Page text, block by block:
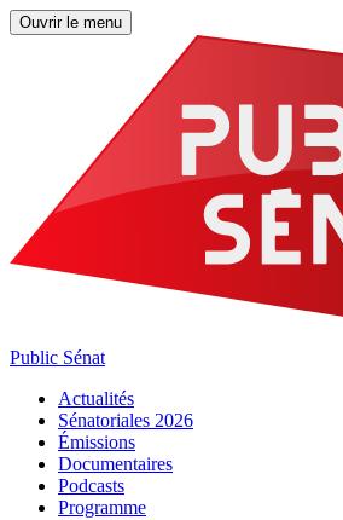
Ouvrir le menu
Public Sénat
Actualités
Sénatoriales 2026
Émissions
Documentaires
Podcasts
Programme